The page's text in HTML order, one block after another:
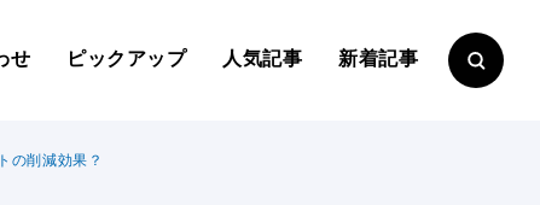
せ ピックアップ 人気記事 新着記事
の削減効果？